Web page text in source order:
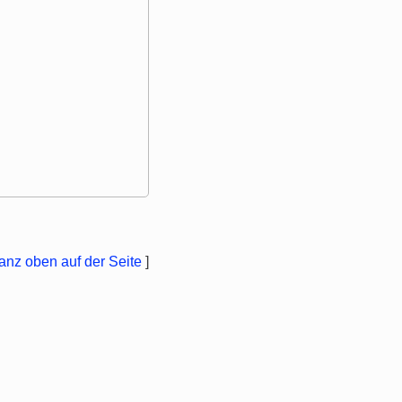
oben auf der Seite ]